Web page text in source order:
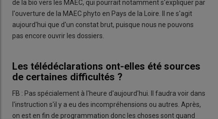
de la bio vers les MAEC, qui pourrait notamment s'expliquer par
l'ouverture de la MAEC phyto en Pays de la Loire. Il ne s'agit
aujourd'hui que d'un constat brut, puisque nous ne pouvons
pas encore ouvrir les dossiers.
Les télédéclarations ont-elles été sources
de certaines difficultés ?
FB : Pas spécialement à l'heure d'aujourd'hui. Il faudra voir dans
l'instruction s'il y a eu des incompréhensions ou autres. Après,
on est en fin de programmation donc les choses sont quand